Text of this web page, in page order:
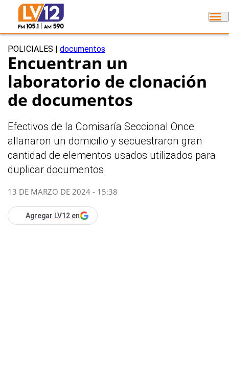
POLICIALES documentos
Encuentran un
laboratorio de clonación
de documentos
Efectivos de la Comisaría Seccional Once
allanaron un domicilio y secuestraron gran
cantidad de elementos usados utilizados para
duplicar documentos.
13 DE MARZO DE 2024 - 15:38
Agregar LV12 en